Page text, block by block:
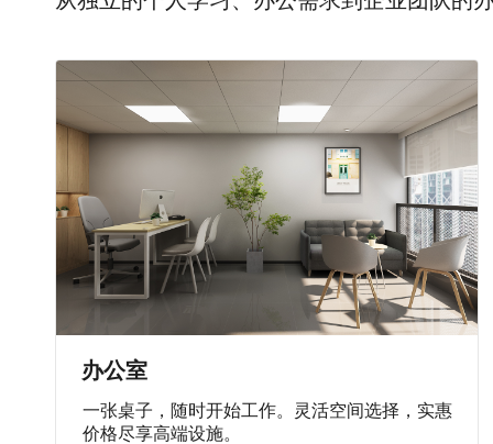
办公室
一张桌子，随时开始工作。灵活空间选择，实惠
价格尽享高端设施。